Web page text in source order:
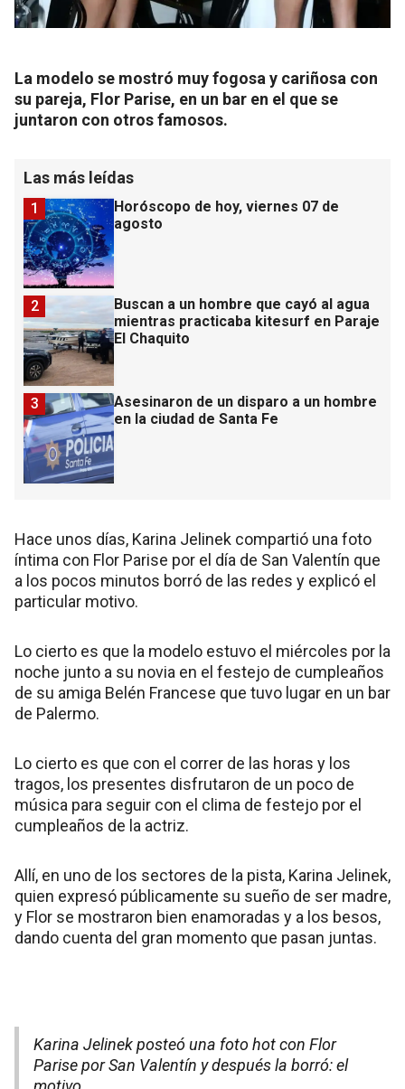
La modelo se mostró muy fogosa y cariñosa con
su pareja, Flor Parise, en un bar en el que se
juntaron con otros famosos.
Las más leídas
Horóscopo de hoy, viernes 07 de
agosto
1
Buscan a un hombre que cayó al agua
mientras practicaba kitesurf en Paraje
El Chaquito
2
Asesinaron de un disparo a un hombre
en la ciudad de Santa Fe
3
Hace unos días, Karina Jelinek compartió una foto
íntima con Flor Parise por el día de San Valentín que
a los pocos minutos borró de las redes y explicó el
particular motivo.
Lo cierto es que la modelo estuvo el miércoles por la
noche junto a su novia en el festejo de cumpleaños
de su amiga Belén Francese que tuvo lugar en un bar
de Palermo.
Lo cierto es que con el correr de las horas y los
tragos, los presentes disfrutaron de un poco de
música para seguir con el clima de festejo por el
cumpleaños de la actriz.
Allí, en uno de los sectores de la pista, Karina Jelinek,
quien expresó públicamente su sueño de ser madre,
y Flor se mostraron bien enamoradas y a los besos,
dando cuenta del gran momento que pasan juntas.
Karina Jelinek posteó una foto hot con Flor
Parise por San Valentín y después la borró: el